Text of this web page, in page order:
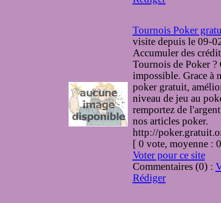
Tournois Poker
visite depuis le 09-
Accumuler des
Tournois de Poker ?
impossible. Grace à
poker gratuit,
niveau de jeu au
remportez de
nos articles poker.
http://
[ 0 vote, moyenne
Voter pour ce site
Commentaires (0) :
Rédiger